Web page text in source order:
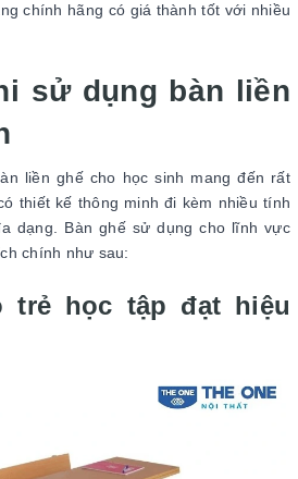
chính hãng có giá thành tốt với nhiều
sử dụng bàn liền
liền ghế cho học sinh mang đến rất
thiết kế thông minh đi kèm nhiều tính
dạng. Bàn ghế sử dụng cho lĩnh vực
chính như sau:
trẻ học tập đạt hiệu